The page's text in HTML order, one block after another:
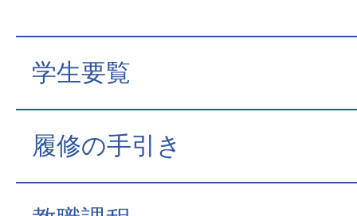
学生要覧
履修の手引き